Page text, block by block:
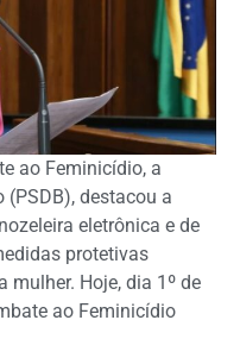
ao Feminicídio, a
destacou a
eletrônica e de
protetivas
mulher. Hoje, dia 1º de
ao Feminicídio